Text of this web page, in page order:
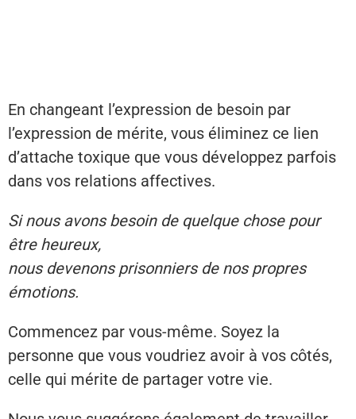
En changeant l’expression de besoin par
l’expression de mérite, vous éliminez ce lien
d’attache toxique que vous développez parfois
dans vos relations affectives.
Si nous avons besoin de quelque chose pour
être heureux,
nous devenons prisonniers de nos propres
émotions.
Commencez par vous-même. Soyez la
personne que vous voudriez avoir à vos côtés,
celle qui mérite de partager votre vie.